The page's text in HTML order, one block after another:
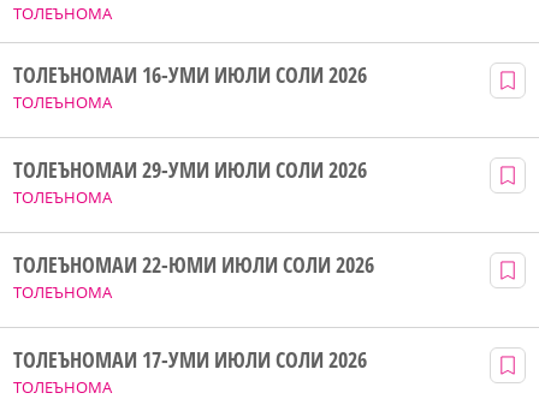
ТОЛЕЪНОМА
ТОЛЕЪНОМА
ТОЛЕЪНОМАИ 16-УМИ ИЮЛИ СОЛИ 2026
ТОЛЕЪНОМА
ТОЛЕЪНОМАИ 29-УМИ ИЮЛИ СОЛИ 2026
ТОЛЕЪНОМА
ТОЛЕЪНОМАИ 22-ЮМИ ИЮЛИ СОЛИ 2026
ТОЛЕЪНОМА
ТОЛЕЪНОМАИ 17-УМИ ИЮЛИ СОЛИ 2026